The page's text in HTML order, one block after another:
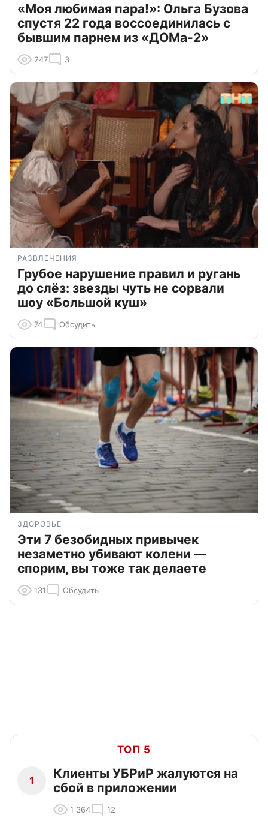
«Моя любимая пара!»: Ольга Бузова
спустя 22 года воссоединилась с
бывшим парнем из «ДОМа-2»
247 3
РАЗВЛЕЧЕНИЯ
Грубое нарушение правил и ругань
до слёз: звезды чуть не сорвали
шоу «Большой куш»
74 Обсудить
ЗДОРОВЬЕ
Эти 7 безобидных привычек
незаметно убивают колени —
спорим, вы тоже так делаете
131 Обсудить
ТОП 5
1
Клиенты УБРиР жалуются на
сбой в приложении
1 364 12